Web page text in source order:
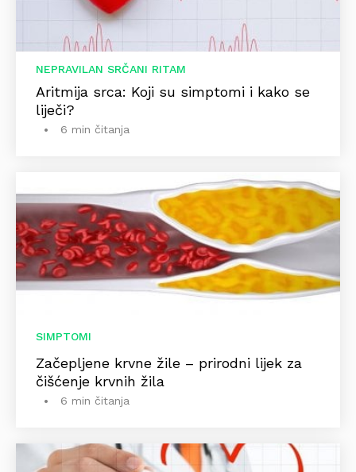
NEPRAVILAN SRČANI RITAM
Aritmija srca: Koji su simptomi i kako se
liječi?
6 min čitanja
SIMPTOMI
Začepljene krvne žile – prirodni lijek za
čišćenje krvnih žila
6 min čitanja